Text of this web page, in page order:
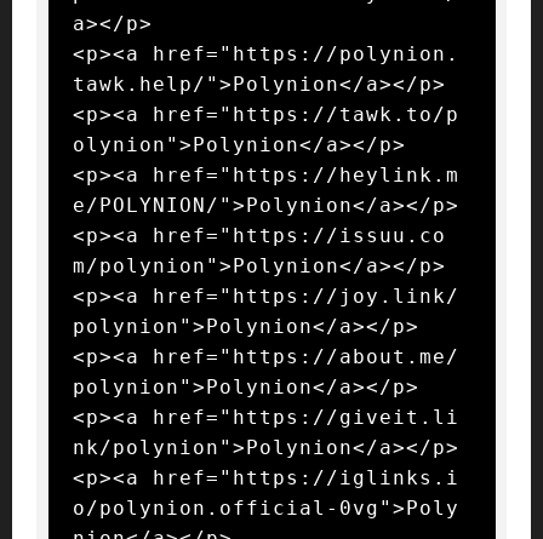
a></p>
<p><a href="https://polynion.
tawk.help/">Polynion</a></p>
<p><a href="https://tawk.to/p
olynion">Polynion</a></p>
<p><a href="https://heylink.m
e/POLYNION/">Polynion</a></p>
<p><a href="https://issuu.co
m/polynion">Polynion</a></p>
<p><a href="https://joy.link/
polynion">Polynion</a></p>
<p><a href="https://about.me/
polynion">Polynion</a></p>
<p><a href="https://giveit.li
nk/polynion">Polynion</a></p>
<p><a href="https://iglinks.i
o/polynion.official-0vg">Poly